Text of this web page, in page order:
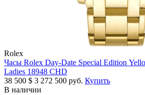
Rolex
Часы Rolex Day-Date Special Edition
Ladies 18948 CHD
38 500 $ 3 272 500 руб. Купить
В наличии